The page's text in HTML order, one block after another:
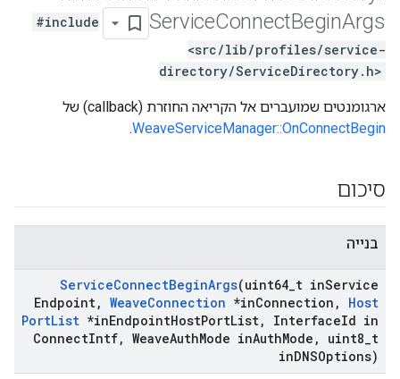
ServiceConnectBeginArgs
#include
<src/lib/profiles/service-
directory/ServiceDirectory.h>
ארגומנטים שמועברים אל הקריאה החוזרת (callback) של
WeaveServiceManager::OnConnectBegin
.
סיכום
בנייה
ServiceConnectBeginArgs(uint64 t inService
Endpoint, WeaveConnection *inConnection ,
Host
PortList *inEndpointHostPortList, InterfaceId in
ConnectIntf, WeaveAuthMode inAuthMode , uint8 t
inDNSOptions)